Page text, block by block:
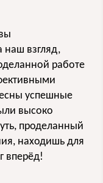
наш взгляд,
работе
успешные
высоко
проделанный
находишь для
вперёд!